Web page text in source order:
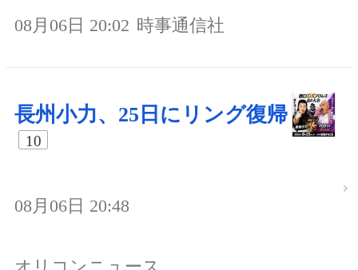
08月06日 20:02 時事通信社
長州小力、25日にリング復帰
10
08月06日 20:48